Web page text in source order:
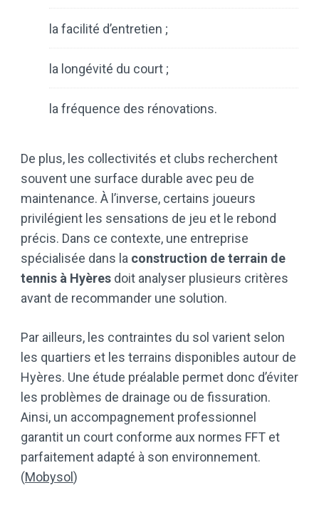
la facilité d’entretien ;
la longévité du court ;
la fréquence des rénovations.
De plus, les collectivités et clubs recherchent
souvent une surface durable avec peu de
maintenance. À l’inverse, certains joueurs
privilégient les sensations de jeu et le rebond
précis. Dans ce contexte, une entreprise
spécialisée dans la construction de terrain de
tennis à Hyères doit analyser plusieurs critères
avant de recommander une solution.
Par ailleurs, les contraintes du sol varient selon
les quartiers et les terrains disponibles autour de
Hyères. Une étude préalable permet donc d’éviter
les problèmes de drainage ou de fissuration.
Ainsi, un accompagnement professionnel
garantit un court conforme aux normes FFT et
parfaitement adapté à son environnement.
(Mobysol)